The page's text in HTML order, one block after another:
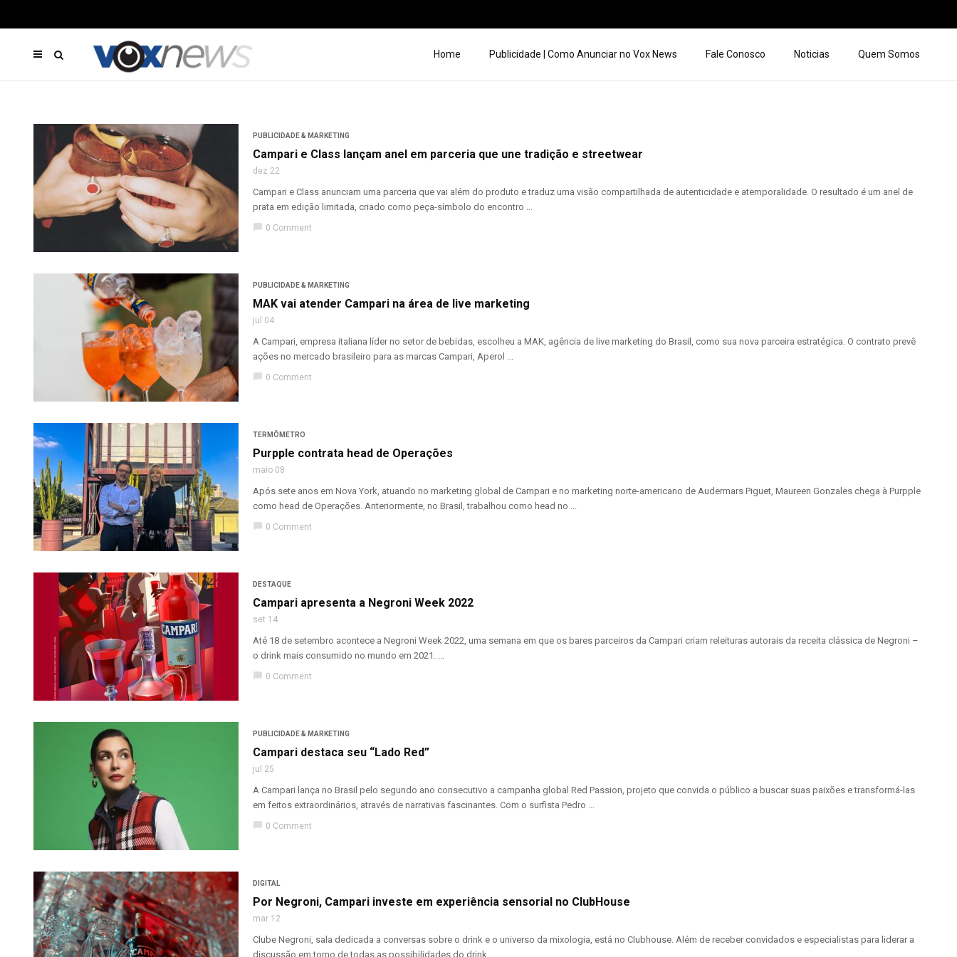
Home Publicidade | Como Anunciar no Vox News Fale Conosco Noticias Quem Somos
PUBLICIDADE & MARKETING
Campari e Class lançam anel em parceria que une tradição e streetwear
dez 22
Campari e Class anunciam uma parceria que vai além do produto e traduz uma visão compartilhada de autenticidade e atemporalidade. O resultado é um anel de
prata em edição limitada, criado como peça-símbolo do encontro ...
chat_bubble 0 Comment
PUBLICIDADE & MARKETING
MAK vai atender Campari na área de live marketing
jul 04
A Campari, empresa italiana líder no setor de bebidas, escolheu a MAK, agência de live marketing do Brasil, como sua nova parceira estratégica. O contrato prevê
ações no mercado brasileiro para as marcas Campari, Aperol ...
chat_bubble 0 Comment
TERMÔMETRO
Purpple contrata head de Operações
maio 08
Após sete anos em Nova York, atuando no marketing global de Campari e no marketing norte-americano de Audermars Piguet, Maureen Gonzales chega à Purpple
como head de Operações. Anteriormente, no Brasil, trabalhou como head no ...
chat_bubble 0 Comment
DESTAQUE
Campari apresenta a Negroni Week 2022
set 14
Até 18 de setembro acontece a Negroni Week 2022, uma semana em que os bares parceiros da Campari criam releituras autorais da receita clássica de Negroni –
o drink mais consumido no mundo em 2021. ...
chat_bubble 0 Comment
PUBLICIDADE & MARKETING
Campari destaca seu “Lado Red”
jul 25
A Campari lança no Brasil pelo segundo ano consecutivo a campanha global Red Passion, projeto que convida o público a buscar suas paixões e transformá-las
em feitos extraordinários, através de narrativas fascinantes. Com o surfista Pedro ...
chat_bubble 0 Comment
DIGITAL
Por Negroni, Campari investe em experiência sensorial no ClubHouse
mar 12
Clube Negroni, sala dedicada a conversas sobre o drink e o universo da mixologia, está no Clubhouse. Além de receber convidados e especialistas para liderar a
discussão em torno de todas as possibilidades do drink, ...